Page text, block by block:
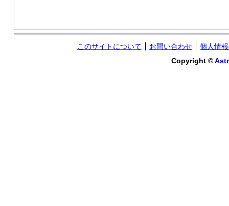
このサイトについて お問い合わせ
個人情
Copyright ©